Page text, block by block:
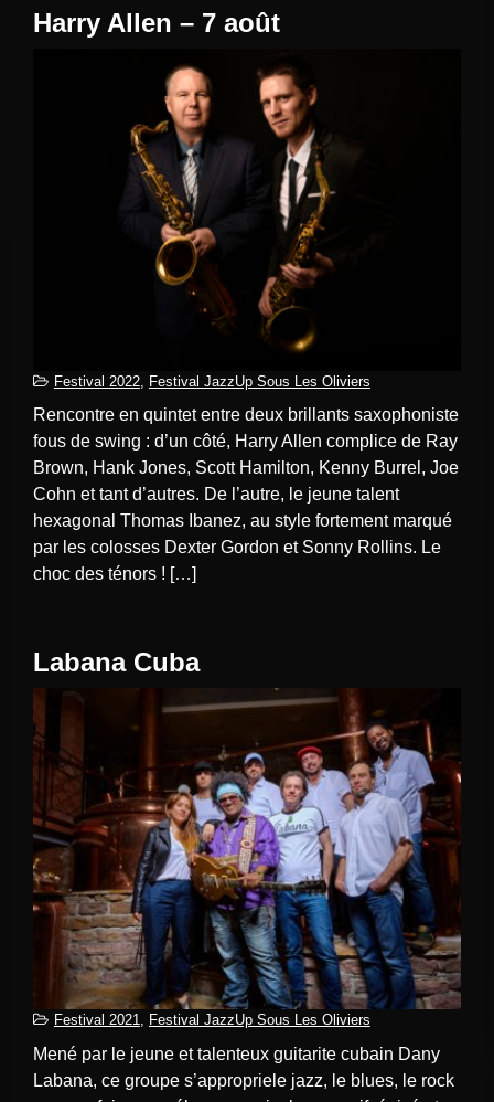
Harry Allen – 7 août
Festival 2022, Festival JazzUp Sous Les Oliviers
Rencontre en quintet entre deux brillants saxophoniste
fous de swing : d’un côté, Harry Allen complice de Ray
Brown, Hank Jones, Scott Hamilton, Kenny Burrel, Joe
Cohn et tant d’autres. De l’autre, le jeune talent
hexagonal Thomas Ibanez, au style fortement marqué
par les colosses Dexter Gordon et Sonny Rollins. Le
choc des ténors ! […]
Labana Cuba
Festival 2021, Festival JazzUp Sous Les Oliviers
Mené par le jeune et talenteux guitarite cubain Dany
Labana, ce groupe s’appropriele jazz, le blues, le rock